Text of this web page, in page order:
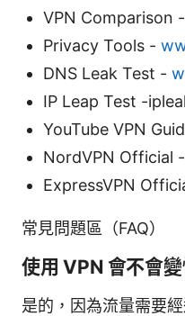
VPN Comparison -
Privacy Tools -
DNS Leak Test -
IP Leap Test -
YouTube VPN
NordVPN Official
ExpressVPN
常見問題區（FAQ）
使用 VPN 會不會變
是的，因為流量需要